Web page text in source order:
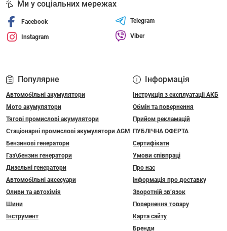
Популярне
Автомобільні акумулятори
Мото акумулятори
Тягові промислові акумулятори
Стаціонарні промислові акумулятори АGM
Бензинові генератори
Газ\бензин генератори
Дизельні генератори
Автомобільні аксесуари
Оливи та автохімія
Шини
Інструмент
Інформація
Інструкція з експлуатації АКБ
Обмін та повернення
Прийом рекламацій
ПУБЛІЧНА ОФЕРТА
Сертифікати
Умови співпраці
Про нас
інформація про доставку
Зворотній зв’язок
Повернення товару
Карта сайту
Бренди
Ми у соціальних мережах
Facebook
Instagram
Telegram
Viber